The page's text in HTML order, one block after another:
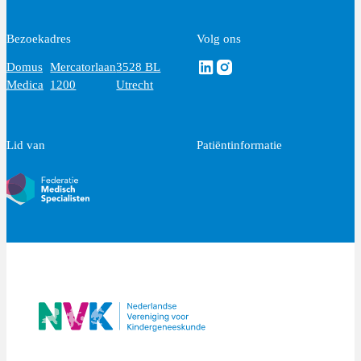
Bezoekadres
Domus
Medica
Mercatorlaan
1200
3528 BL
Utrecht
Volg ons
Volg ons via Linkedin
Volg ons via Instagram
Lid van Patiëntinformatie